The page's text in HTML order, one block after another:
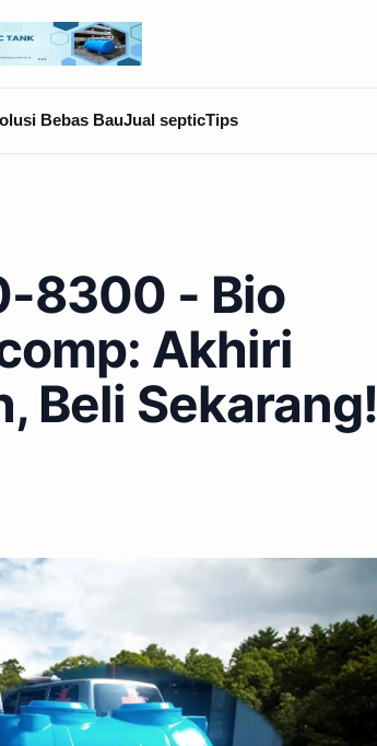
Bebas BauJual septicTips
8300 - Bio
Akhiri
Beli Sekarang!